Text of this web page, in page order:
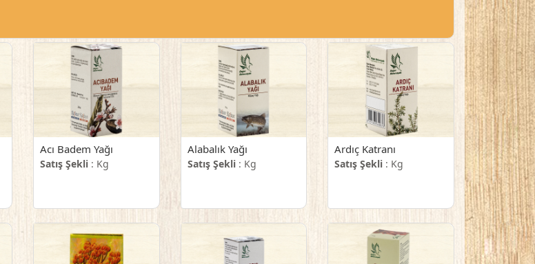
Acı Badem Yağı
Satış Şekli : Kg
Alabalık Yağı
Satış Şekli : Kg
Ardıç Katranı
Satış Şekli : Kg